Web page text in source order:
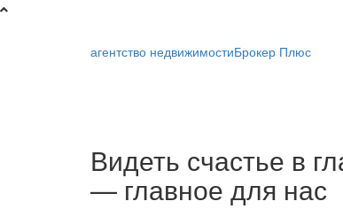
агентство недвижимостиБрокер Плюс
БрокерВидеть счастье в
— главное для нас